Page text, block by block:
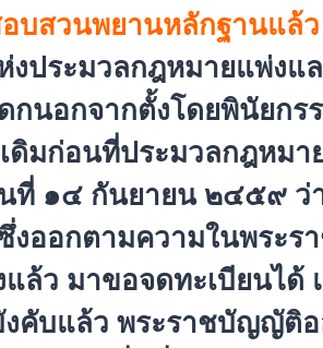
บสวนพยานหลักฐานแล้ว
ประมวลกฎหมายแพ่งแ
กนอกจากตั้งโดยพินัยกร
ดิมก่อนที่ประมวลกฎหมา
ที่ ๑๔ กันยายน ๒๔๕๙ ว่
งออกตามความในพระ
แล้ว มาขอจดทะเบียนไ
บแล้ว พระราชบัญญัติอ